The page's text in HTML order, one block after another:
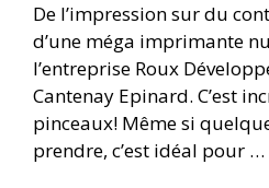
De l’impression sur du
d’une méga imprimante
l’entreprise Roux
Cantenay Epinard. C’est
pinceaux! Même si
prendre, c’est idéal pour …